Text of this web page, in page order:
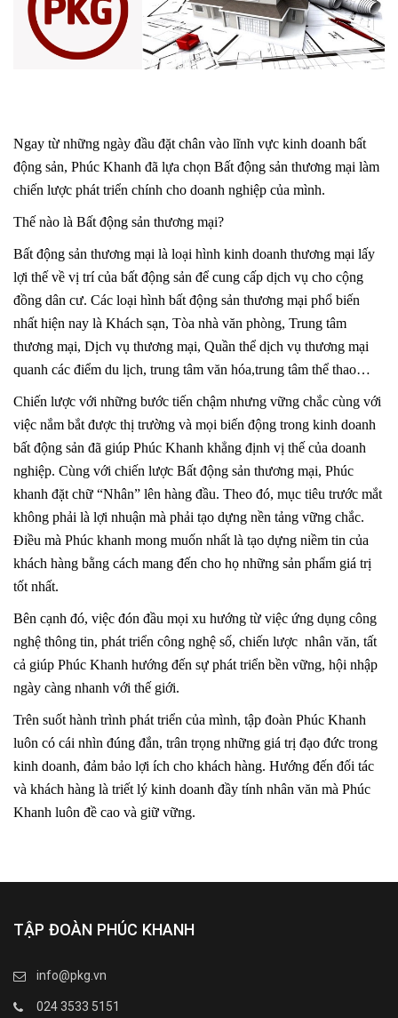
Ngay từ những ngày đầu đặt chân vào lĩnh vực kinh doanh bất
động sản, Phúc Khanh đã lựa chọn Bất động sản thương mại làm
chiến lược phát triển chính cho doanh nghiệp của mình.
Thế nào là Bất động sản thương mại?
Bất động sản thương mại là loại hình kinh doanh thương mại lấy
lợi thế về vị trí của bất động sản để cung cấp dịch vụ cho cộng
đồng dân cư. Các loại hình bất động sản thương mại phổ biến
nhất hiện nay là Khách sạn, Tòa nhà văn phòng, Trung tâm
thương mại, Dịch vụ thương mại, Quần thể dịch vụ thương mại
quanh các điểm du lịch, trung tâm văn hóa,trung tâm thể thao…
Chiến lược với những bước tiến chậm nhưng vững chắc cùng với
việc nắm bắt được thị trường và mọi biến động trong kinh doanh
bất động sản đã giúp Phúc Khanh khẳng định vị thế của doanh
nghiệp. Cùng với chiến lược Bất động sản thương mại, Phúc
khanh đặt chữ “Nhân” lên hàng đầu. Theo đó, mục tiêu trước mắt
không phải là lợi nhuận mà phải tạo dựng nền tảng vững chắc.
Điều mà Phúc khanh mong muốn nhất là tạo dựng niềm tin của
khách hàng bằng cách mang đến cho họ những sản phẩm giá trị
tốt nhất.
Bên cạnh đó, việc đón đầu mọi xu hướng từ việc ứng dụng công
nghệ thông tin, phát triển công nghệ số, chiến lược nhân văn, tất
cả giúp Phúc Khanh hướng đến sự phát triển bền vững, hội nhập
ngày càng nhanh với thế giới.
Trên suốt hành trình phát triển của mình, tập đoàn Phúc Khanh
luôn có cái nhìn đúng đắn, trân trọng những giá trị đạo đức trong
kinh doanh, đảm bảo lợi ích cho khách hàng. Hướng đến đối tác
và khách hàng là triết lý kinh doanh đầy tính nhân văn mà Phúc
Khanh luôn đề cao và giữ vững.
TẬP ĐOÀN PHÚC KHANH
info@pkg.vn
024 3533 5151